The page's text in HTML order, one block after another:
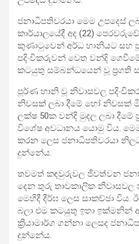
ජනාධිපතිවරයා මෙම උපදෙස්
කාර්යාලයේදී අද (22)
කුණාටුවෙන් අර්ධ හානියට සහ
පදිංචිකරුවන් වෙත වන්දි
කටයුතු සම්බන්ධයෙන් වූ ප්‍රගති
පූර්ණ හානි වූ නිවාසවල
නිවසක් ලබා දීමේ හෝ නිවසක්
ලක්ෂ 50ක වන්දි මුදල ලබා දීමේ
විශේෂ අවධානය යොමු විය.
කරන ලෙස ජනාධිපතිවරයා
දුන්නේය.
තවමත් කඳවුරුවල ජීවත්වන
දෙන තුරු තාවකාලික නිවාසවල
මෙහිදී දීර්ඝ ලෙස සාකච්ඡා විය.
බලා එම කටයුතු ඉතා ඉක්මනින්
ක්‍රියාමාර්ග ගන්නා ලෙසද
දුන්නේය.